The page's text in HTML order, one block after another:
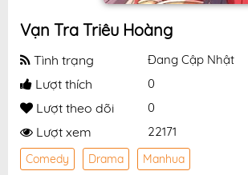
Vạn Tra Triêu Hoàng
Tình trạng Đang Cập Nhật
Lượt thích 0
Lượt theo dõi 0
Lượt xem 22171
Comedy Drama Manhua